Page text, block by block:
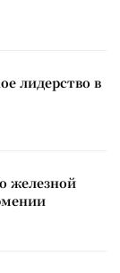
лидерство в
железной